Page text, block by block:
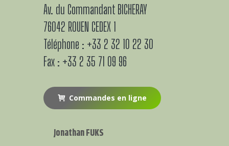
Av. du Commandant BICHERAY
76042 ROUEN CEDEX 1
Téléphone : +33 2 32 10 22 30
Fax : +33 2 35 71 09 96
Commandes en ligne
Jonathan FUKS